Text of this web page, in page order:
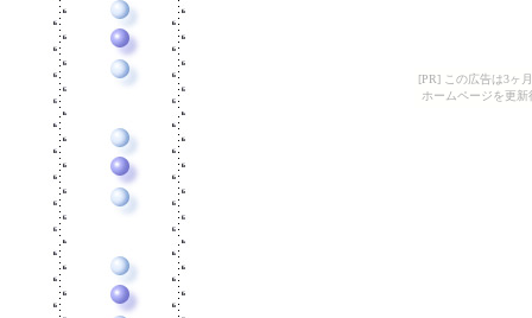
[PR] この広告は3ヶ
ホームページを更